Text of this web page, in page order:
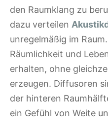
den Raumklang zu
dazu verteilen
unregelmäßig im
Räumlichkeit und
erhalten, ohne
erzeugen. Diffusoren
der hinteren
ein Gefühl von Weite